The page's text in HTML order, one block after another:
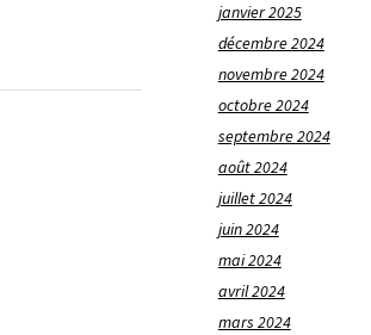
janvier 2025
décembre 2024
novembre 2024
octobre 2024
septembre 2024
août 2024
juillet 2024
juin 2024
mai 2024
avril 2024
mars 2024